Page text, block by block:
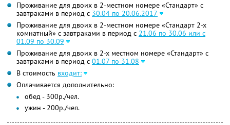
Проживание для двоих в 2-местном номере «Стандарт» с
завтраками в период с 30.04 по 20.06.2017
Проживание для двоих в 2-местном номере «Стандарт 2-х
комнатный» с завтраками в период с 21.06 по 30.06 или с
01.09 по 30.09
Проживание для двоих в 2-х местном номере «Стандарт» с
завтраками в период с 01.07 по 31.08
В стоимость входит:
Оплачивается дополнительно:
обед - 300р./чел.
ужин - 200р./чел.